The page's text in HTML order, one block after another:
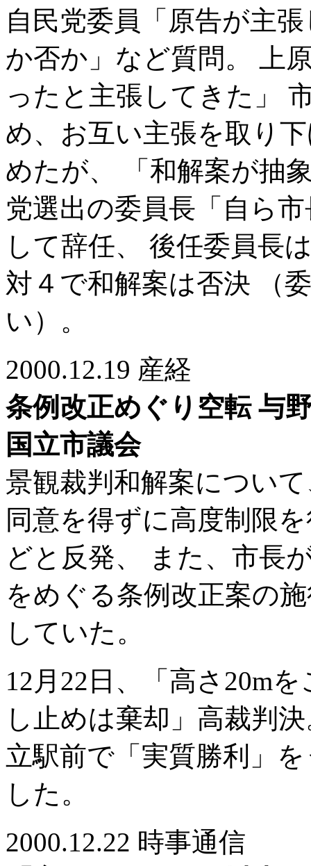
自民党委員「原告が主
か否か」など質問。 上
ったと主張してきた」
め、お互い主張を取り
めたが、 「和解案が抽
党選出の委員長「自ら
して辞任、 後任委員長
対４で和解案は否決 （
い）。
2000.12.19 産経
条例改正めぐり空転 与
国立市議会
景観裁判和解案につい
同意を得ずに高度制限
どと反発、 また、市長
をめぐる条例改正案の
していた。
12月22日、「高さ20m
し止めは棄却」高裁判
立駅前で「実質勝利」
した。
2000.12.22 時事通信